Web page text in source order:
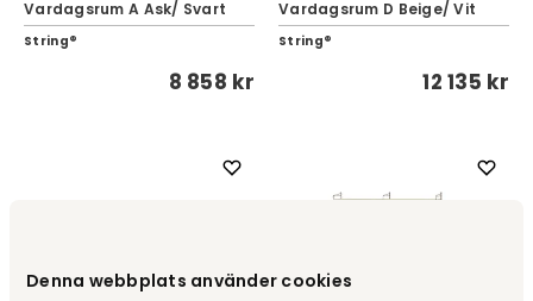
Denna webbplats använder cookies
Vardagsrum A Ask/ Svart
String®
8 858 kr
Vardagsrum D Beige/ Vit
String®
12 135 kr